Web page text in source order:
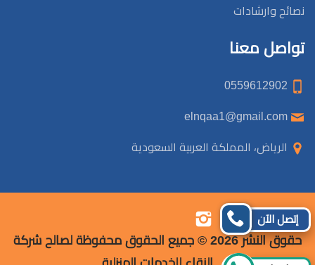
نصائح وارشادات
تواصل معنا
الرياض، المملكة العربية السعودية
تابعنا
على
تابعنا
على
تابعنا
على على
حقوق النشر 2026 © جميع الحقوق محفوظة لصالح شركة
إتصل الآن